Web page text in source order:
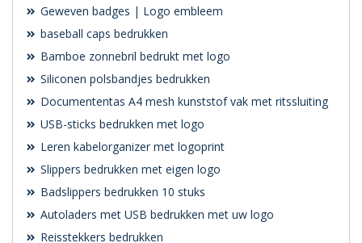
Geweven badges | Logo embleem
baseball caps bedrukken
Bamboe zonnebril bedrukt met logo
Siliconen polsbandjes bedrukken
Documententas A4 mesh kunststof vak met ritssluiting
USB-sticks bedrukken met logo
Leren kabelorganizer met logoprint
Slippers bedrukken met eigen logo
Badslippers bedrukken 10 stuks
Autoladers met USB bedrukken met uw logo
Reisstekkers bedrukken